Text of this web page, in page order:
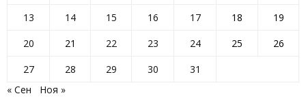
13
14 15 16 17 18
19
20
21 22 23 24 25
26
27
28 29 30
31
« Сен
Ноя »